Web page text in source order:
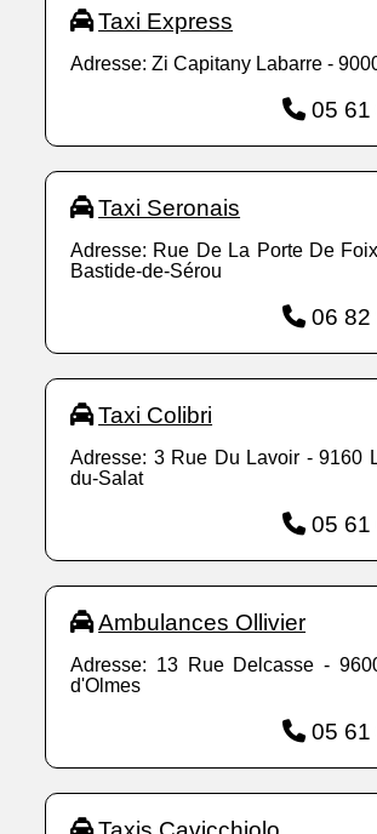
Taxi Express
Adresse: Zi Capitany Labarre -
05 61
Taxi Seronais
Adresse: Rue De La Porte De
Bastide-de-Sérou
06 82
Taxi Colibri
Adresse: 3 Rue Du Lavoir - 9160
du-Salat
05 61
Ambulances Ollivier
Adresse: 13 Rue Delcasse -
d'Olmes
05 61